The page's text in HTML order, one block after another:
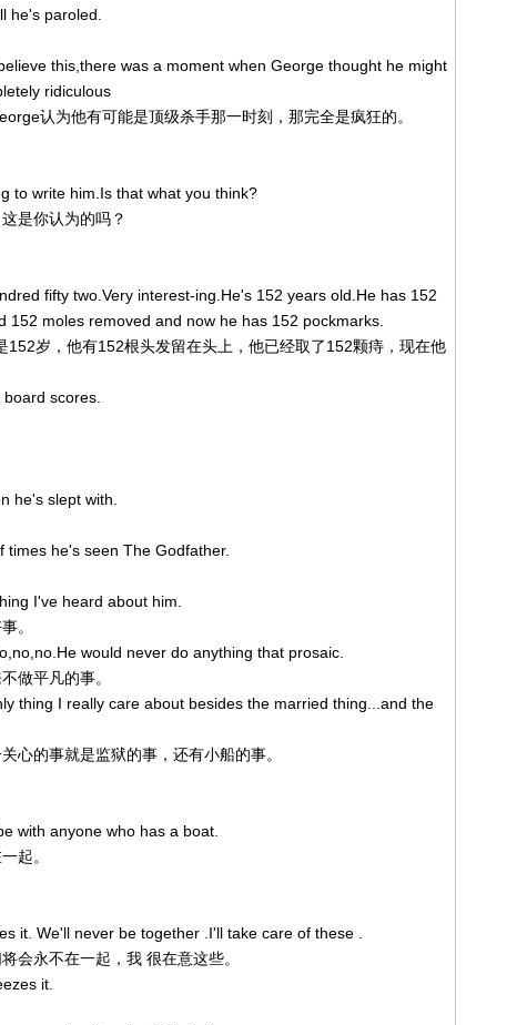
he's paroled.
this,there was a moment when George thought he might
ridiculous
认为他有可能是顶级杀手那一时刻，那完全是疯狂的。
to write him.Is that what you think?
是你认为的吗？
fifty two.Very interest-ing.He's 152 years old.He has 152
152 moles removed and now he has 152 pockmarks.
岁，他有152根头发留在头上，他已经取了152颗痔，现在他
scores.
he's slept with.
times he's seen The Godfather.
I've heard about him.
。
would never do anything that prosaic.
做平凡的事。
thing I really care about besides the married thing...and the
心的事就是监狱的事，还有小船的事。
with anyone who has a boat.
起。
it. We'll never be together .I'll take care of these .
会永不在一起，我 很在意这些。
it.